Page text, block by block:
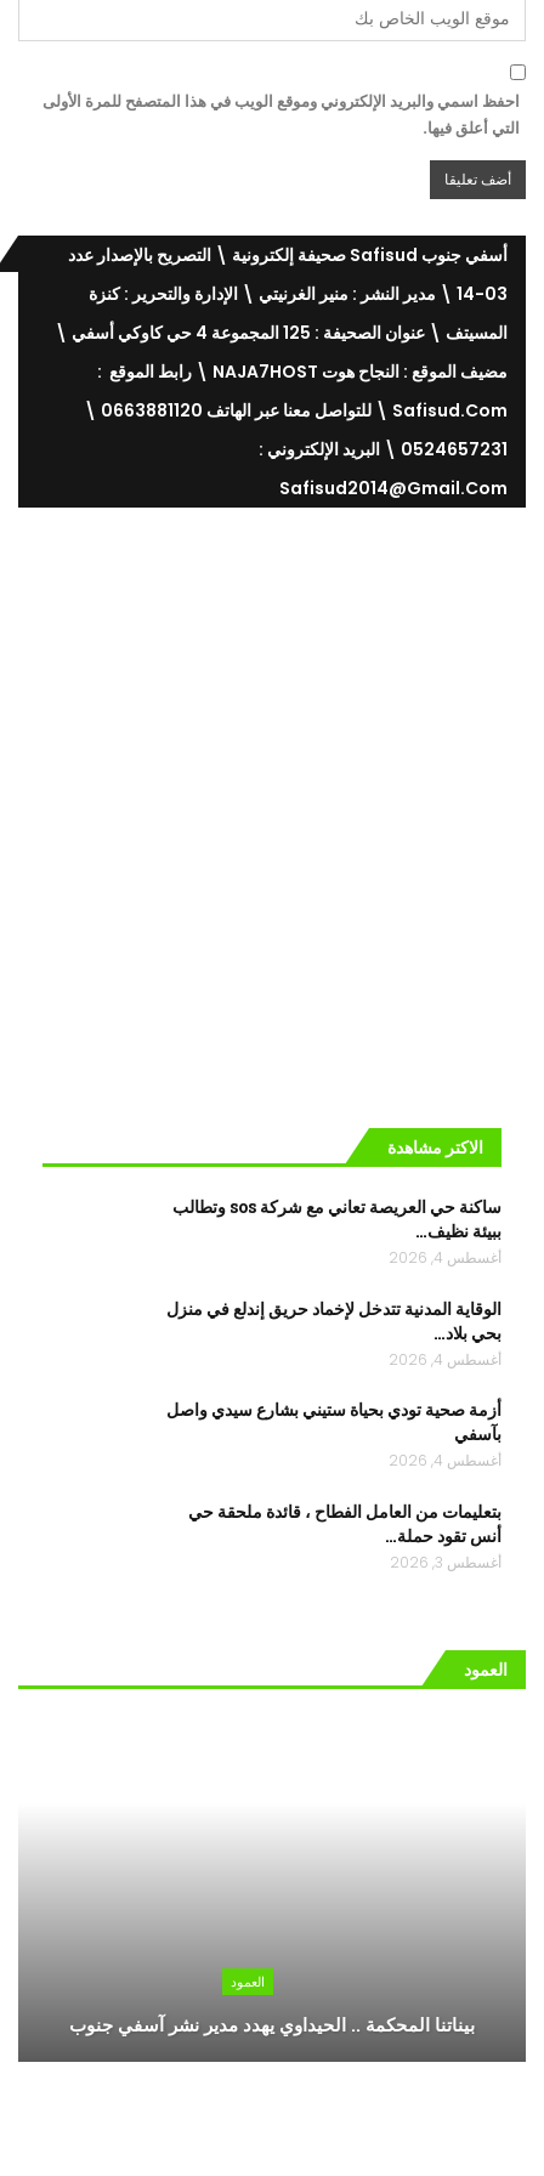
احفظ اسمي والبريد الإلكتروني وموقع الويب في هذا المتصفح للمرة الأولى
التي أعلق فيها.
أسفي جنوب Safisud صحيفة إلكترونية \ التصريح بالإصدار عدد
03-14 \ مدير النشر : منير الغرنيتي \ الإدارة والتحرير : كنزة
المسيتف \ عنوان الصحيفة : 125 المجموعة 4 حي كاوكي أسفي \
مضيف الموقع : النجاح هوت NAJA7HOST \ رابط الموقع :
Safisud.com \ للتواصل معنا عبر الهاتف 0663881120 \
0524657231 \ البريد الإلكتروني :
Safisud2014@gmail.com
الاكتر مشاهدة
ساكنة حي العريصة تعاني مع شركة sos وتطالب
ببيئة نظيف…
أغسطس 4, 2026
الوقاية المدنية تتدخل لإخماد حريق إندلع في منزل
بحي بلاد…
أغسطس 4, 2026
أزمة صحية ‎تودي بحياة ستيني بشارع سيدي واصل
بآسفي
أغسطس 4, 2026
بتعليمات من العامل الفطاح ، قائدة ملحقة حي
أنس تقود حملة…
أغسطس 3, 2026
العمود
العمود
بيناتنا المحكمة .. الحيداوي يهدد مدير نشر آسفي جنوب